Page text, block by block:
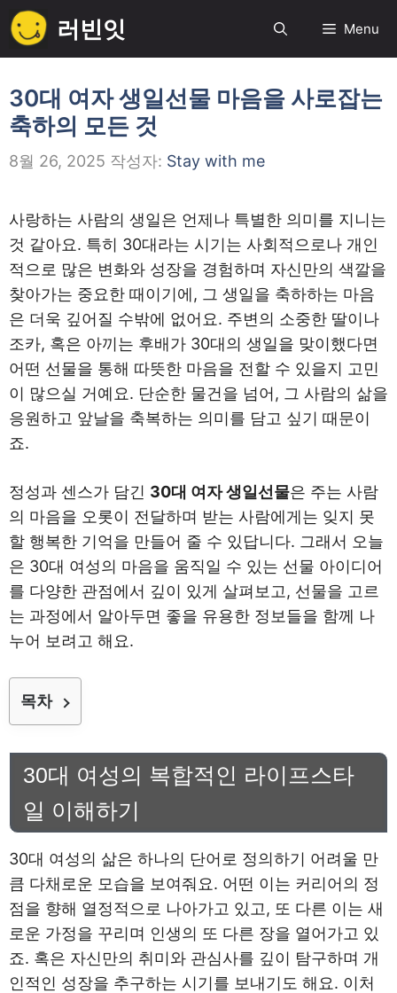
텐
츠
로
건
너
뛰
러빈잇 Menu
30대 여자 생일선물 마음을 사로잡는
축하의 모든 것
8월 26, 2025 작성자: Stay with me
사랑하는 사람의 생일은 언제나 특별한 의미를 지니는
것 같아요. 특히 30대라는 시기는 사회적으로나 개인
적으로 많은 변화와 성장을 경험하며 자신만의 색깔을
찾아가는 중요한 때이기에, 그 생일을 축하하는 마음
은 더욱 깊어질 수밖에 없어요. 주변의 소중한 딸이나
조카, 혹은 아끼는 후배가 30대의 생일을 맞이했다면
어떤 선물을 통해 따뜻한 마음을 전할 수 있을지 고민
이 많으실 거예요. 단순한 물건을 넘어, 그 사람의 삶을
응원하고 앞날을 축복하는 의미를 담고 싶기 때문이
죠.
정성과 센스가 담긴 30대 여자 생일선물은 주는 사람
의 마음을 오롯이 전달하며 받는 사람에게는 잊지 못
할 행복한 기억을 만들어 줄 수 있답니다. 그래서 오늘
은 30대 여성의 마음을 움직일 수 있는 선물 아이디어
를 다양한 관점에서 깊이 있게 살펴보고, 선물을 고르
는 과정에서 알아두면 좋을 유용한 정보들을 함께 나
누어 보려고 해요.
목차
30대 여성의 복합적인 라이프스타
일 이해하기
30대 여성의 삶은 하나의 단어로 정의하기 어려울 만
큼 다채로운 모습을 보여줘요. 어떤 이는 커리어의 정
점을 향해 열정적으로 나아가고 있고, 또 다른 이는 새
로운 가정을 꾸리며 인생의 또 다른 장을 열어가고 있
죠. 혹은 자신만의 취미와 관심사를 깊이 탐구하며 개
인적인 성장을 추구하는 시기를 보내기도 해요. 이처